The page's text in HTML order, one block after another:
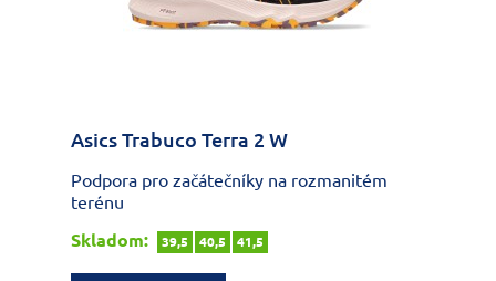
Asics Trabuco Terra 2 W
Podpora pro začátečníky na rozmanitém
terénu
Skladom:
39,5 40,5 41,5